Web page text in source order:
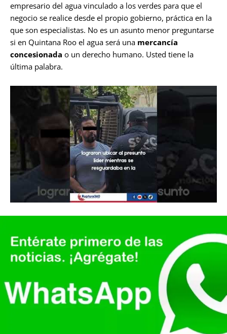
empresario del agua vinculado a los verdes para que el
negocio se realice desde el propio gobierno, práctica en la
que son especialistas. No es un asunto menor preguntarse
si en Quintana Roo el agua será una mercancía
concesionada o un derecho humano. Usted tiene la
última palabra.